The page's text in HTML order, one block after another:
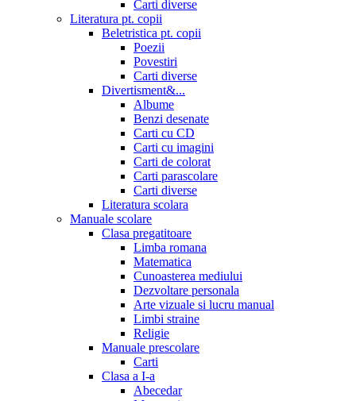
Carti diverse
Literatura pt. copii
Beletristica pt. copii
Poezii
Povestiri
Carti diverse
Divertisment&...
Albume
Benzi desenate
Carti cu CD
Carti cu imagini
Carti de colorat
Carti parascolare
Carti diverse
Literatura scolara
Manuale scolare
Clasa pregatitoare
Limba romana
Matematica
Cunoasterea mediului
Dezvoltare personala
Arte vizuale si lucru manual
Limbi straine
Religie
Manuale prescolare
Carti
Clasa a I-a
Abecedar